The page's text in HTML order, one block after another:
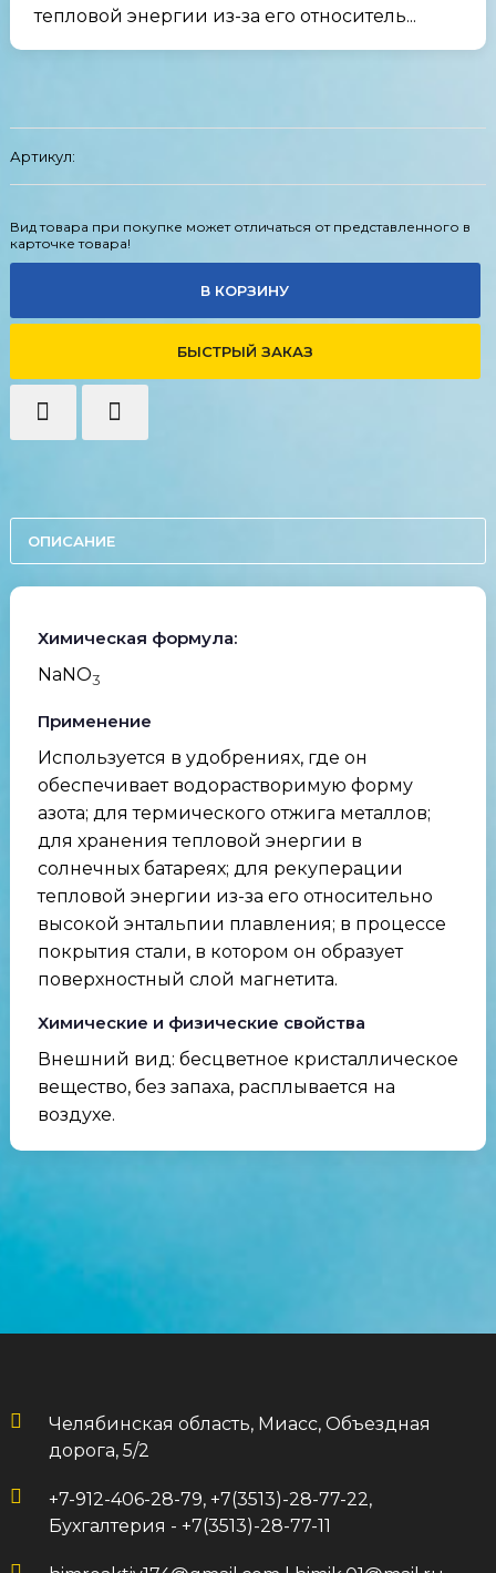
тепловой энергии из-за его относитель...
Артикул:
Вид товара при покупке может отличаться от представленного в
карточке товара!
В КОРЗИНУ
БЫСТРЫЙ ЗАКАЗ
ОПИСАНИЕ
Химическая формула:
NaNO3
Применение
Используется в удобрениях, где он
обеспечивает водорастворимую форму
азота; для термического отжига металлов;
для хранения тепловой энергии в
солнечных батареях; для рекуперации
тепловой энергии из-за его относительно
высокой энтальпии плавления; в процессе
покрытия стали, в котором он образует
поверхностный слой магнетита.
Химические и физические свойства
Внешний вид: бесцветное кристаллическое
вещество, без запаха, расплывается на
воздухе.
Челябинская область, Миасс, Объездная
дорога, 5/2
+7-912-406-28-79, +7(3513)-28-77-22,
Бухгалтерия - +7(3513)-28-77-11